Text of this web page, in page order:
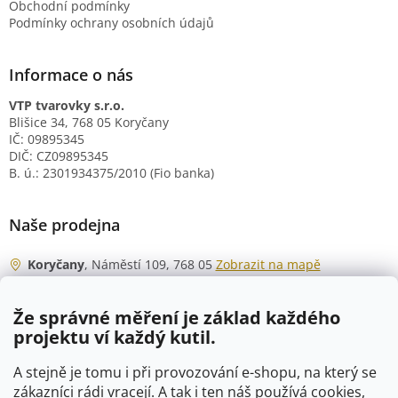
Že správné měření je základ každého
projektu ví každý kutil.
A stejně je tomu i při provozování e-shopu, na který se
zákazníci rádi vracejí. A tak i ten náš používá cookies,
Obchodní podmínky
Podmínky ochrany osobních údajů
Informace o nás
VTP tvarovky s.r.o.
Blišice 34, 768 05 Koryčany
IČ: 09895345
DIČ: CZ09895345
B. ú.: 2301934375/2010 (Fio banka)
Naše prodejna
Koryčany, Náměstí 109, 768 05Zobrazit na mapě
Po - Čt
06:00 - 07:00
07:30 - 15:30
Pá
06:00 - 07:00
07:30 - 15:00